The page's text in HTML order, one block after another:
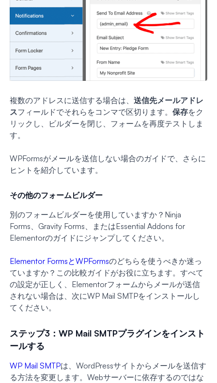
複数のアドレスに送信する場合は、 送信先メールアドレ
スフィールドでそれらをコンマで区切ります。 保存をク
リックし、ビルダーを閉じ、フォームを再度テストしま
す。
WPFormsがメールを送信しない場合のガイドで、さらに
ヒントを紹介しています。
その他のフォームビルダー
別のフォームビルダーを使用していますか？Ninja
Forms、Gravity Forms、またはEssential Addons for
Elementorのガイドにジャンプしてください。
Elementor FormsとWPFormsのどちらを使うべきか迷っ
ていますか？この比較ガイドがお役に立ちます。すべて
の設定が正しく、Elementorフォームからメールが送信
されない場合は、次にWP Mail SMTPをインストールし
てください。
ステップ3：WP Mail SMTPプラグインをインスト
ールする
WP Mail SMTPは、WordPressサイトからメールを送信す
る方法を変更します。Webサーバーに依存するのではな